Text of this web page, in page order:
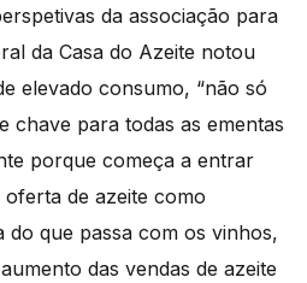
da associação para
da Casa do Azeite notou
elevado consumo, “não só
chave para todas as ementas
porque começa a entrar
de azeite como
do que passa com os vinhos,
das vendas de azeite